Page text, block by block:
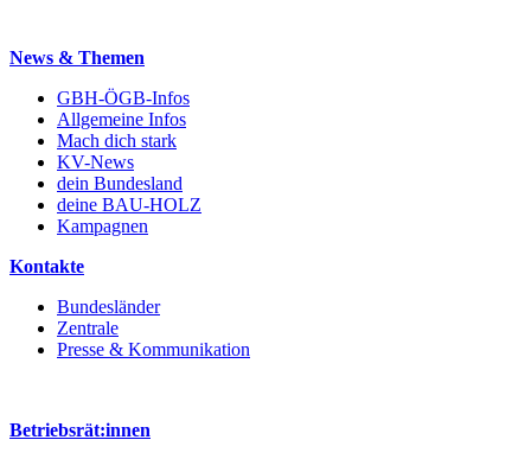
News & Themen
GBH-ÖGB-Infos
Allgemeine Infos
Mach dich stark
KV-News
dein Bundesland
deine BAU-HOLZ
Kampagnen
Kontakte
Bundesländer
Zentrale
Presse & Kommunikation
Betriebsrät:innen